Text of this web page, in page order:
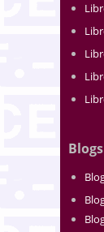
Blogs